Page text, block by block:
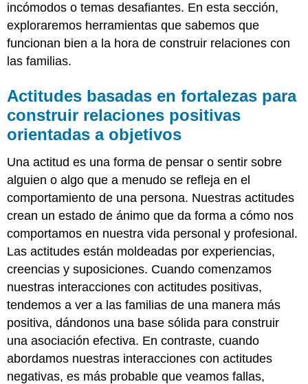
objetivos
Ejemplos
Ejemplos
Ejemplos
Ejemplos
Ejemplos
incómodos o temas desafiantes. En esta sección,
exploraremos herramientas que sabemos que
funcionan bien a la hora de construir relaciones con
las familias.
Actitudes basadas en fortalezas para
construir relaciones positivas
orientadas a objetivos
Una actitud es una forma de pensar o sentir sobre
alguien o algo que a menudo se refleja en el
comportamiento de una persona. Nuestras actitudes
crean un estado de ánimo que da forma a cómo nos
comportamos en nuestra vida personal y profesional.
Las actitudes están moldeadas por experiencias,
creencias y suposiciones. Cuando comenzamos
nuestras interacciones con actitudes positivas,
tendemos a ver a las familias de una manera más
positiva, dándonos una base sólida para construir
una asociación efectiva. En contraste, cuando
abordamos nuestras interacciones con actitudes
negativas, es más probable que veamos fallas,